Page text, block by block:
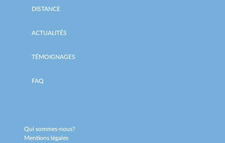
DISTANCE
ACTUALITÉS
TÉMOIGNAGES
FAQ
Qui sommes-nous?
Mentions légales